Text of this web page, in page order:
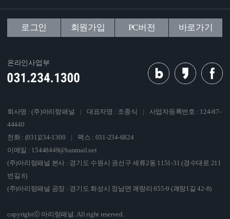
로그인 회원가입 PC버전 바로가기
온라인사업부
회사명 : (주)아리랑패널 | 대표자명 : 조종식 |
사업자등록번호 : 124-87-
44440
전화 : (031)234-1300
|
팩스 : 031-234-6824
이메일 : 15448449@hanmail.net
(주)아리랑패널 본사 : 경기도 수원시 권선구 세류2동 1151-31 (경수대로 211
번길 8)
(주)아리랑패널 공장 : 경기도 화성시 정남면 괘랑리 655-9 (괘랑1길 42-8)
copyrightⓒ 아리랑패널. All right reserved.